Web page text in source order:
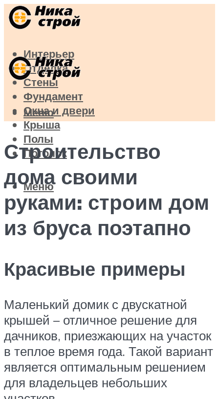
Интерьер
Отделка
Стены
Фундамент
Окна и двери
Крыша
Полы
Потолок
Меню
Меню
Строительство
дома своими
руками: строим дом
из бруса поэтапно
Красивые примеры
Маленький домик с двускатной
крышей – отличное решение для
дачников, приезжающих на участок
в теплое время года. Такой вариант
является оптимальным решением
для владельцев небольших